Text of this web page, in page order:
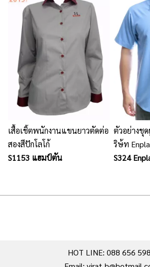
เสื้อเชิ้ตพนักงานแขนยาวตัดต่อ
สองสีปักโลโก้
S1153 แฮมป์ตัน
ตัวอย่างชุ
ริษ้ท
ยูนิฟอร์ม เ
S324
HOT LINE: 088 656